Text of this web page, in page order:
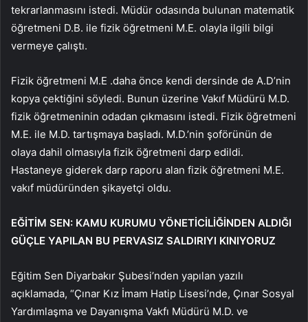
tekrarlanmasını istedi. Müdür odasında bulunan matematik
öğretmeni D.B. ile fizik öğretmeni M.E. olayla ilgili bilgi
vermeye çalıştı.
Fizik öğretmeni M.E .daha önce kendi dersinde de A.D’nin
kopya çektiğini söyledi. Bunun üzerine Vakıf Müdürü M.D.
fizik öğretmeninin odadan çıkmasını istedi. Fizik öğretmeni
M.E. ile M.D. tartışmaya başladı. M.D.’nin şoförünün de
olaya dahil olmasıyla fizik öğretmeni darp edildi.
Hastaneye giderek darp raporu alan fizik öğretmeni M.E.
vakıf müdüründen şikayetçi oldu.
EĞİTİM SEN: KAMU KURUMU YÖNETİCİLİĞİNDEN ALDIĞI
GÜÇLE YAPILAN BU PERVASIZ SALDIRIYI KINIYORUZ
Eğitim Sen Diyarbakır Şubesi’nden yapılan yazılı
açıklamada, “Çınar Kız İmam Hatip Lisesi’nde, Çınar Sosyal
Yardımlaşma ve Dayanışma Vakfı Müdürü M.D. ve